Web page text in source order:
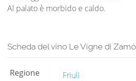
Al palato è morbido e caldo.
Scheda del vino Le Vigne di
Regione
Friuli